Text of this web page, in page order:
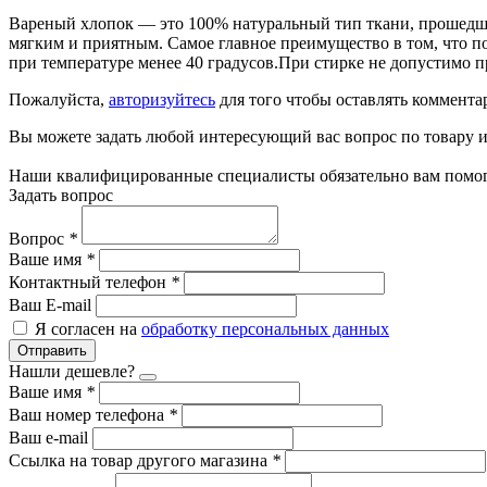
Вареный хлопок — это 100% натуральный тип ткани,
мягким и приятным. Самое главное преимущество в том, что
при температуре менее 40 градусов.При стирке не допустимо
Пожалуйста, авторизуйтесь для того чтобы оставлять
Вы можете задать любой интересующий вас вопрос по товару
Наши квалифицированные специалисты обязательно вам
Задать вопрос
Вопрос *
Ваше имя *
Контактный телефон *
Ваш E-mail
Я согласен на обработку персональных данных
Отправить
Нашли дешевле?
Ваше имя *
Ваш номер телефона *
Ваш e-mail
Ссылка на товар другого магазина *